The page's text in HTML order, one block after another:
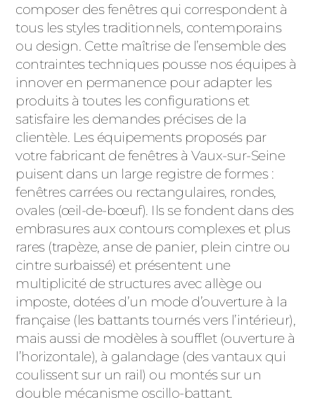
composer des fenêtres qui correspondent à
tous les styles traditionnels, contemporains
ou design. Cette maîtrise de l’ensemble des
contraintes techniques pousse nos équipes à
innover en permanence pour adapter les
produits à toutes les configurations et
satisfaire les demandes précises de la
clientèle. Les équipements proposés par
votre fabricant de fenêtres à Vaux-sur-Seine
puisent dans un large registre de formes :
fenêtres carrées ou rectangulaires, rondes,
ovales (œil-de-bœuf). Ils se fondent dans des
embrasures aux contours complexes et plus
rares (trapèze, anse de panier, plein cintre ou
cintre surbaissé) et présentent une
multiplicité de structures avec allège ou
imposte, dotées d’un mode d’ouverture à la
française (les battants tournés vers l’intérieur),
mais aussi de modèles à soufflet (ouverture à
l’horizontale), à galandage (des vantaux qui
coulissent sur un rail) ou montés sur un
double mécanisme oscillo-battant.